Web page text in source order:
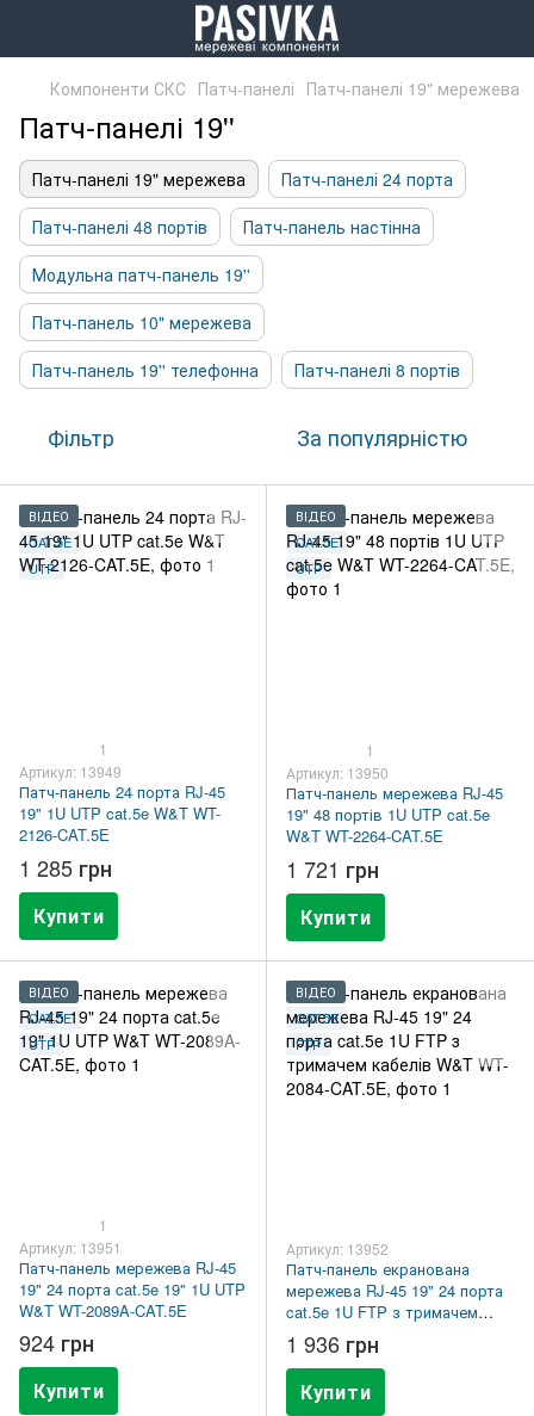
Компоненти СКС Патч-панелі Патч-панелі 19" мережева
Патч-панелі 19''
Патч-панелі 19" мережева
Патч-панелі 24 порта
Патч-панелі 48 портів
Патч-панель настінна
Модульна патч-панель 19''
Патч-панель 10" мережева
Патч-панель 19'' телефонна
Патч-панелі 8 портів
Фільтр За популярністю
ВІДЕО
CAT.5E
UTP
1
Артикул: 13949
Патч-панель 24 порта RJ-45
19" 1U UTP cat.5e W&T WT-
2126-CAT.5E
1 285 грн
Купити
ВІДЕО
CAT.5E
UTP
1
Артикул: 13950
Патч-панель мережева RJ-45
19" 48 портів 1U UTP cat.5e
W&T WT-2264-CAT.5E
1 721 грн
Купити
ВІДЕО
CAT.5E
UTP
1
Артикул: 13951
Патч-панель мережева RJ-45
19" 24 порта cat.5e 19" 1U UTP
W&T WT-2089A-CAT.5E
924 грн
Купити
ВІДЕО
CAT.5E
FTP
Артикул: 13952
Патч-панель екранована
мережева RJ-45 19" 24 порта
cat.5e 1U FTP з тримачем
кабелів W&T WT-2084-CAT.5E
1 936 грн
Купити